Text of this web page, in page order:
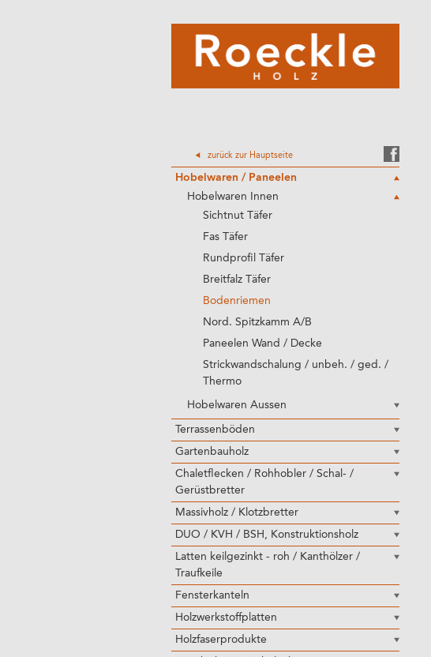
zurück zur Hauptseite
Hobelwaren / Paneelen
Hobelwaren Innen
Sichtnut Täfer
Fas Täfer
Rundprofil Täfer
Breitfalz Täfer
Bodenriemen
Nord. Spitzkamm A/B
Paneelen Wand / Decke
Strickwandschalung / unbeh. / ged. /
Thermo
Hobelwaren Aussen
Terrassenböden
Gartenbauholz
Chaletflecken / Rohhobler / Schal- /
Gerüstbretter
Massivholz / Klotzbretter
DUO / KVH / BSH, Konstruktionsholz
Latten keilgezinkt - roh / Kanthölzer /
Traufkeile
Fensterkanteln
Holzwerkstoffplatten
Holzfaserprodukte